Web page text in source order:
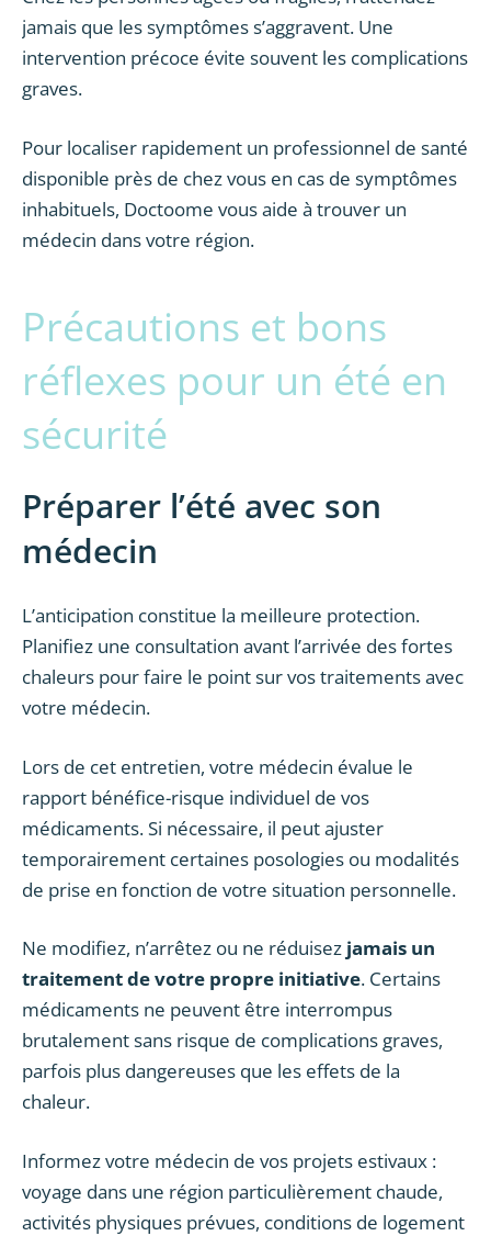
jamais que les symptômes s’aggravent. Une
intervention précoce évite souvent les complications
graves.
Pour localiser rapidement un professionnel de santé
disponible près de chez vous en cas de symptômes
inhabituels, Doctoome vous aide à trouver un
médecin dans votre région.
Précautions et bons
réflexes pour un été en
sécurité
Préparer l’été avec son
médecin
L’anticipation constitue la meilleure protection.
Planifiez une consultation avant l’arrivée des fortes
chaleurs pour faire le point sur vos traitements avec
votre médecin.
Lors de cet entretien, votre médecin évalue le
rapport bénéfice-risque individuel de vos
médicaments. Si nécessaire, il peut ajuster
temporairement certaines posologies ou modalités
de prise en fonction de votre situation personnelle.
Ne modifiez, n’arrêtez ou ne réduisez jamais un
traitement de votre propre initiative. Certains
médicaments ne peuvent être interrompus
brutalement sans risque de complications graves,
parfois plus dangereuses que les effets de la
chaleur.
Informez votre médecin de vos projets estivaux :
voyage dans une région particulièrement chaude,
activités physiques prévues, conditions de logement